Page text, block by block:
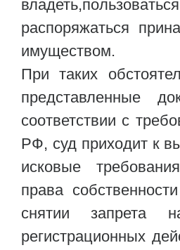
распоряжаться
имуществом.
При таких
представленные
соответствии с
РФ, суд приходит к
исковые
права
снятии запрета
регистрационных